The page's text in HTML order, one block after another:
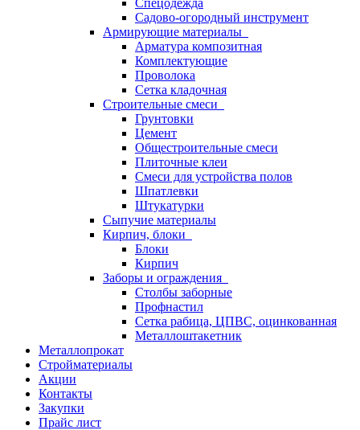
Спецодежда
Садово-огородный инструмент
Армирующие материалы
Арматура композитная
Комплектующие
Проволока
Сетка кладочная
Строительные смеси
Грунтовки
Цемент
Общестроительные смеси
Плиточные клеи
Смеси для устройства полов
Шпатлевки
Штукатурки
Сыпучие материалы
Кирпич, блоки
Блоки
Кирпич
Заборы и ограждения
Столбы заборные
Профнастил
Сетка рабица, ЦПВС, оцинкованная
Металлоштакетник
Металлопрокат
Стройматериалы
Акции
Контакты
Закупки
Прайс лист